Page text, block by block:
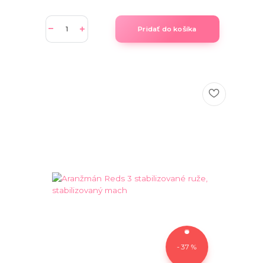
Pridať do košíka
- 37 %